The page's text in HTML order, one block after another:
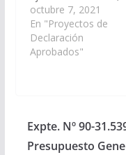
través del Ministerio
Educación, Cultura,
Ciencia y Tecnología y
demás Organismos
de Obras Públicas
Presupuesto General
de la…
octubre 7, 2021
En "Proyectos de
Declaración
Aprobados"
Expte. Nº 90-
Presupuesto